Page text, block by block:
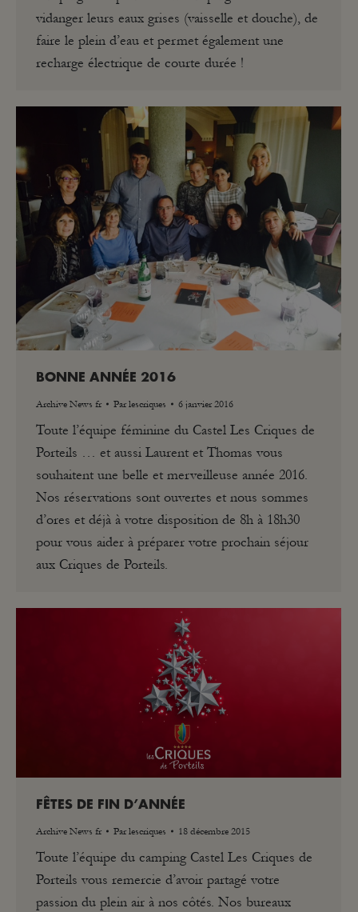
vidanger leurs eaux grises (vaisselle et douche), de
faire le plein d’eau et permet également une
recharge électrique de courte durée !
BONNE ANNÉE 2016
Archive News fr Par lescriques 6 janvier 2016
Toute l’équipe féminine du Castel Les Criques de
Porteils … et aussi Laurent et Thomas vous
souhaitent une belle et merveilleuse année 2016.
Nos réservations sont ouvertes et nous sommes
d’ores et déjà à votre disposition de 8h à 18h30
pour vous aider à préparer votre prochain séjour
aux Criques de Porteils.
FÊTES DE FIN D’ANNÉE
Archive News fr Par lescriques 18 décembre 2015
Toute l’équipe du camping Castel Les Criques de
Porteils vous remercie d’avoir partagé votre
passion du plein air à nos côtés. Nos bureaux